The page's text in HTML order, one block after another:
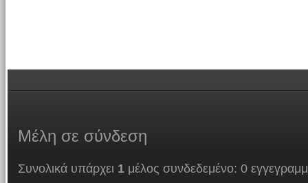
Μέλη σε σύνδεση
Συνολικά υπάρχει 1μέλος συνδεδεμένο: 0